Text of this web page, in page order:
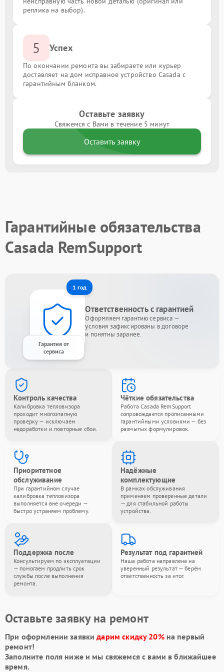
реплика на выбор).
5 Успех
По окончании ремонта вы забираете или курьер
доставляет на дом исправное устройство Casada с
гарантийным бланком.
Оставьте заявку
Свяжемся с Вами в течение 5 минут
Оставить заявку
Гарантийные обязательства
Casada RemSupport
1 год
Гарантия от
сервиса
Ответственность с гарантией
Оформляем гарантию сервиса —
условия зафиксированы в договоре
и понятны заранее.
Контроль качества
Калибровка тепловизора
проходит многоэтапную
проверку — исключаем
недоработки и повторные сбои.
Чёткие обязательства
Работа Casada RemSupport
сопровождается прописанными
гарантийными условиями — без
размытых формулировок.
Приоритетное
обслуживание
При гарантийном случае
калибровка тепловизора
выполняется вне очереди —
быстро устраняем проблему.
Надёжные
комплектующие
В рамках обслуживания
применяем проверенные детали
— для стабильной работы
устройства.
Поддержка после
Консультируем по эксплуатации
— помогаем продлить срок
службы после выполнения
ремонта.
Результат под гарантией
Наша работа направлена на
уверенный результат — берём
ответственность за итог.
Оставьте заявку на ремонт
При оформлении заявкидарим скидку 20%на первый
ремонт!
Заполните поля ниже и мы свяжемся с вами в ближайшее
время.